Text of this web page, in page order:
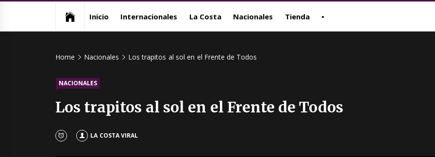
Inicio Internacionales La Costa Nacionales Tienda •
Home Nacionales Los trapitos al sol en el Frente de Todos
NACIONALES
Los trapitos al sol en el Frente de Todos
LA COSTA VIRAL